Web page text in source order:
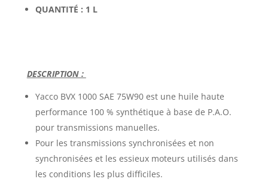
QUANTITÉ : 1 L
DESCRIPTION :
Yacco BVX 1000 SAE 75W90 est une huile haute
performance 100 % synthétique à base de P.A.O.
pour transmissions manuelles.
Pour les transmissions synchronisées et non
synchronisées et les essieux moteurs utilisés dans
les conditions les plus difficiles.